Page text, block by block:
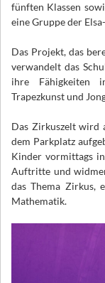
fünften Klassen
eine Gruppe der
Das Projekt, das
verwandelt das
ihre Fähigkeiten
Trapezkunst und
Das Zirkuszelt wird
dem Parkplatz
Kinder vormittags
Auftritte und
das Thema Zirkus,
Mathematik.